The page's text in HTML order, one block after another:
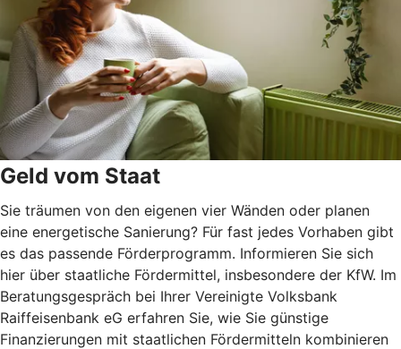
Geld vom Staat
Sie träumen von den eigenen vier Wänden oder planen
eine energetische Sanierung? Für fast jedes Vorhaben gibt
es das passende Förderprogramm. Informieren Sie sich
hier über staatliche Fördermittel, insbesondere der KfW. Im
Beratungsgespräch bei Ihrer Vereinigte Volksbank
Raiffeisenbank eG erfahren Sie, wie Sie günstige
Finanzierungen mit staatlichen Fördermitteln kombinieren